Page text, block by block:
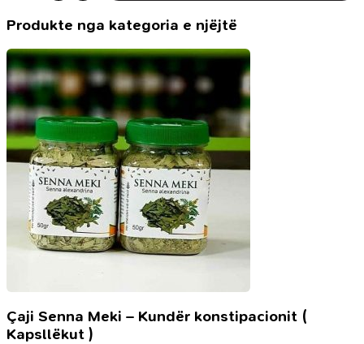
Sand,
ml
Produkte nga kategoria e njëjtë
Çaji Senna Meki – Kundër konstipacionit (
Kapsllëkut )